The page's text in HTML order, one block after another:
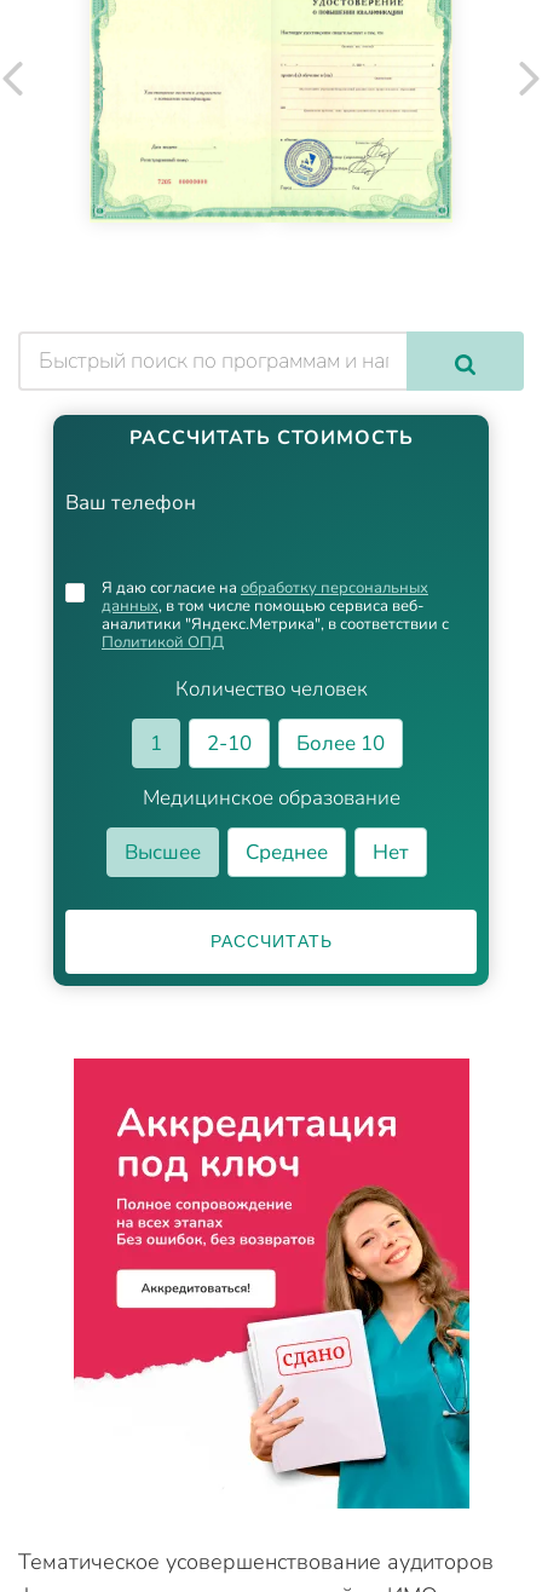
РАССЧИТАТЬ СТОИМОСТЬ
Ваш телефон
Количество человек
1
2-10
Более 10
Медицинское образование
Высшее
Среднее Нет
Я даю согласие на обработку персональных
данных, в том числе помощью сервиса веб-
аналитики "Яндекс.Метрика", в соответствии с
Политикой ОПД
РАССЧИТАТЬ
Тематическое усовершенствование аудиторов